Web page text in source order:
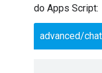
do Apps Script:
advanced/